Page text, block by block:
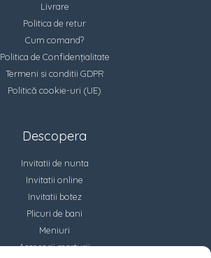
Livrare
Politica de retur
Cum comand?
Politica de Confidențialitate
Termeni si conditii GDPR
Politică cookie-uri (UE)
Descopera
Invitatii de nunta
Invitatii online
Invitatii botez
Plicuri de bani
Meniuri
Accesorii marturii